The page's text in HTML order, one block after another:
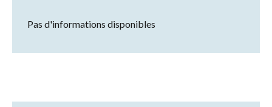
Pas d'informations disponibles